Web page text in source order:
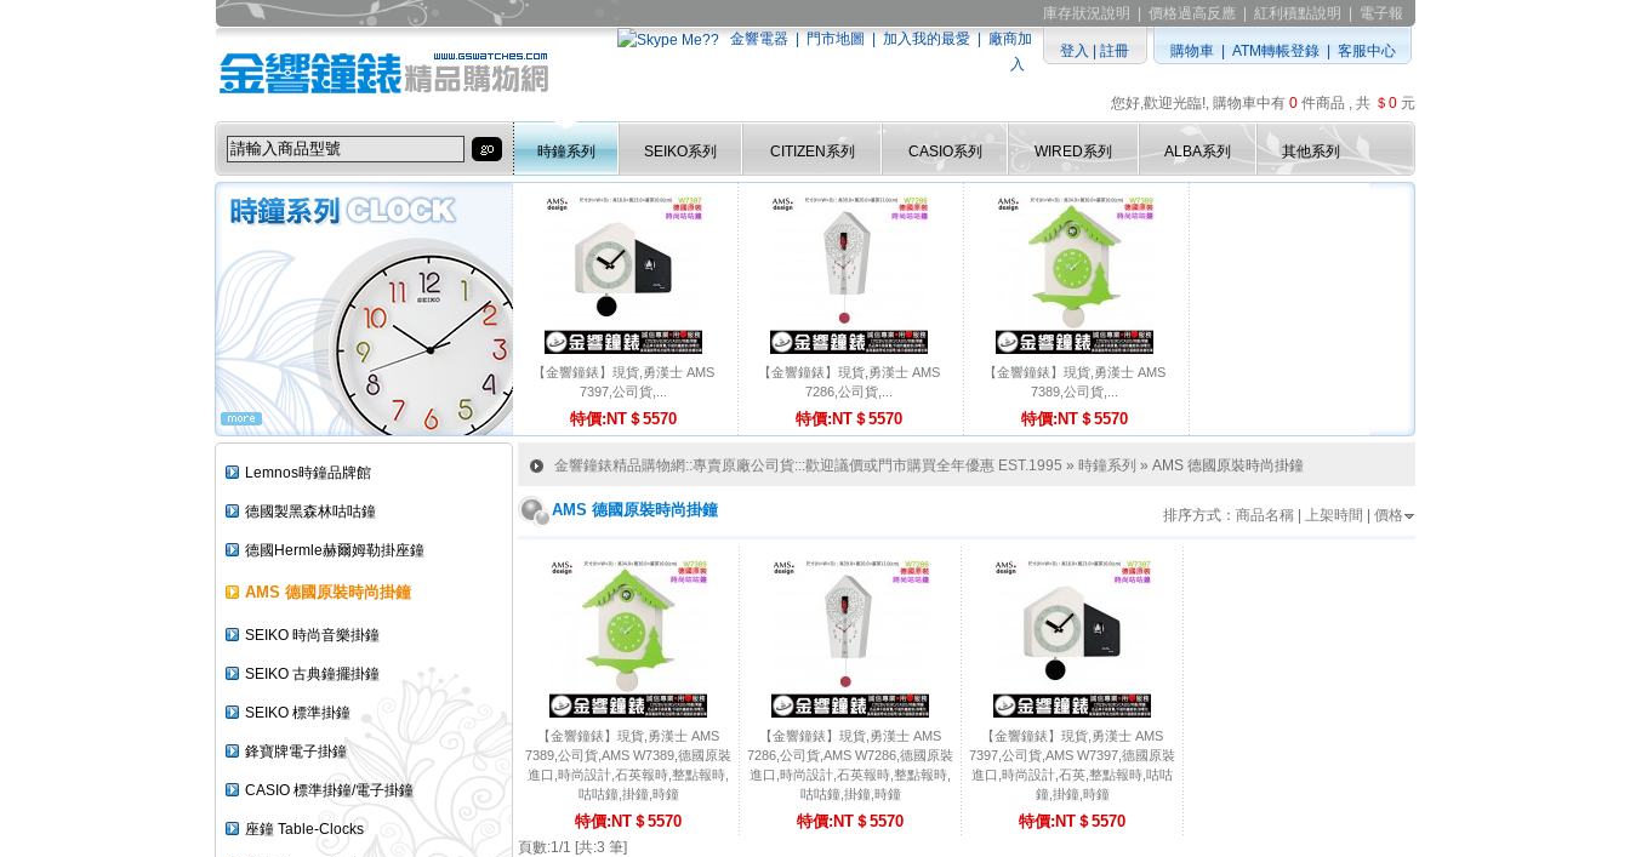
庫存狀況說明 價格過高反應 紅利積點說明
電子報
金響電器
門市地圖 加入我的最愛
廠商加
入
登入 註冊 購物車 ATM轉帳登錄 客服中心
您好,歡迎光臨!, 購物車中有 0 件商品 , 共 ＄0 元
時鐘系列 SEIKO系列 CITIZEN系列 CASIO系列 WIRED系列 ALBA系列 其他系列
【金響鐘錶】現貨,勇漢士 AMS
7397,公司貨,...
特價:NT＄5570
【金響鐘錶】現貨,勇漢士 AMS
7286,公司貨,...
特價:NT＄5570
【金響鐘錶】現貨,勇漢士 AMS
7389,公司貨,...
特價:NT＄5570
Lemnos時鐘品牌館
德國製黑森林咕咕鐘
德國Hermle赫爾姆勒掛座鐘
AMS 德國原裝時尚掛鐘
SEIKO 時尚音樂掛鐘
SEIKO 古典鐘擺掛鐘
SEIKO 標準掛鐘
鋒寶牌電子掛鐘
CASIO 標準掛鐘/電子掛鐘
座鐘 Table-Clocks
金響鐘錶精品購物網::專賣原廠公司貨:::歡迎議價或門市購買全年優惠 EST.1995 » 時鐘系列 » AMS 德國原裝時尚掛鐘
AMS 德國原裝時尚掛鐘 排序方式： 商品名稱 上架時間 價格
【金響鐘錶】現貨,勇漢士 AMS
7389,公司貨,AMS W7389,德國原裝
進口,時尚設計,石英報時,整點報時,
咕咕鐘,掛鐘,時鐘
特價:NT＄5570
【金響鐘錶】現貨,勇漢士 AMS
7286,公司貨,AMS W7286,德國原裝
進口,時尚設計,石英報時,整點報時,
咕咕鐘,掛鐘,時鐘
特價:NT＄5570
【金響鐘錶】現貨,勇漢士 AMS
7397,公司貨,AMS W7397,德國原裝
進口,時尚設計,石英,整點報時,咕咕
鐘,掛鐘,時鐘
特價:NT＄5570
頁數:1/1 [共:3 筆]